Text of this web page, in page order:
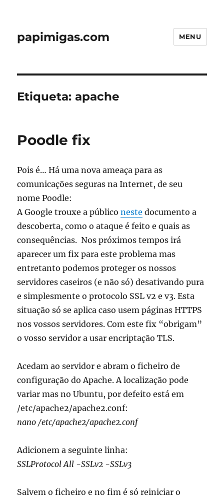
papimigas.com MENU
Etiqueta:apache
Poodle fix
Pois é… Há uma nova ameaça para as
comunicações seguras na Internet, de seu
nome Poodle:
A Google trouxe a públiconeste documento a
descoberta, como o ataque é feito e quais as
consequências. Nos próximos tempos irá
aparecer um fix para este problema mas
entretanto podemos proteger os nossos
servidores caseiros (e não só) desativando pura
e simplesmente o protocolo SSL v2 e v3. Esta
situação só se aplica caso usem páginas HTTPS
nos vossos servidores. Com este fix “obrigam”
o vosso servidor a usar encriptação TLS.
Acedam ao servidor e abram o ficheiro de
configuração do Apache. A localização pode
variar mas no Ubuntu, por defeito está em
/etc/apache2/apache2.conf:
nano /etc/apache2/apache2.conf
Adicionem a seguinte linha:
SSLProtocol All -SSLv2 -SSLv3
Salvem o ficheiro e no fim é só reiniciar o